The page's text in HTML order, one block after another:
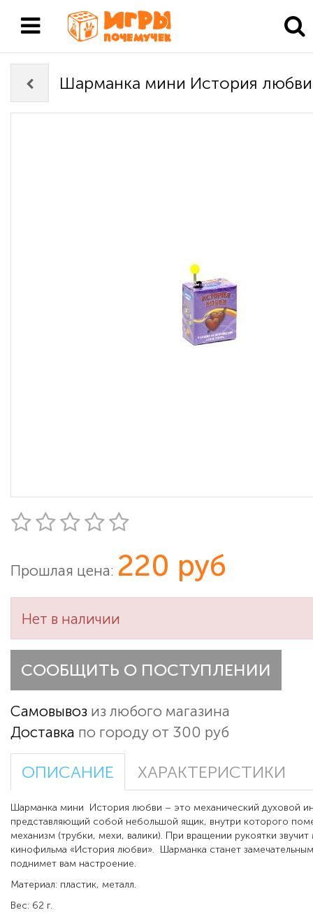
Шарманка мини История любви
Прошлая цена: 220 руб
Нет в наличии
СООБЩИТЬ О ПОСТУПЛЕНИИ
Самовывоз из любого магазина
Доставка по городу от 300 руб
ОПИСАНИЕ ХАРАКТЕРИСТИКИ
Шарманка мини История любви – это механический духовой
представляющий собой небольшой ящик, внутри которого
механизм (трубки, мехи, валики). При вращении рукоятки звучит
кинофильма «История любви». Шарманка станет
поднимет вам настроение.
Материал: пластик, металл.
Вес: 62 г.